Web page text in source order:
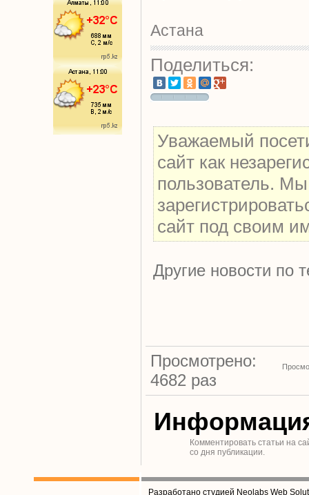
Астана
Поделиться:
Уважаемый
сайт как
пользователь.
сайт под своим
Другие новости по
Просмотрено:
4682 раз
Комментировать статьи на
со дня публикации.
Разработано студией Neolabs Web